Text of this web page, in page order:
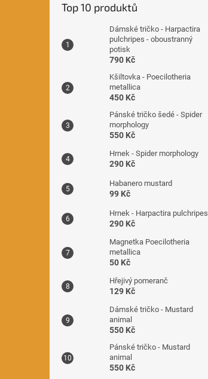
Top 10 produktů
Dámské tričko - Harpactira
pulchripes - oboustranný
potisk
790 Kč
Kšiltovka - Poecilotheria
metallica
450 Kč
Pánské tričko šedé - Spider
morphology
550 Kč
Hrnek - Spider morphology
290 Kč
Habanero mustard
99 Kč
Hrnek - Harpactira pulchripes
290 Kč
Magnetka Poecilotheria
metallica
50 Kč
Hřejivý pomeranč
129 Kč
Dámské tričko - Mustard
animal
550 Kč
Pánské tričko - Mustard
animal
550 Kč